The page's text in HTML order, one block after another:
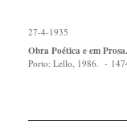
27-4-1935
Obra Poética e em Prosa.
Porto: Lello, 1986. -